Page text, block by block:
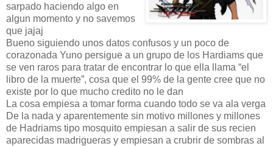
sarpado haciendo algo en
algun momento y no savemos
que jajaj
Bueno siguiendo unos datos confusos y un poco de
corazonada Yuno persigue a un grupo de los Hardiams que
se ven raros para tratar de encontrar lo que ella llama “el
libro de la muerte”, cosa que el 99% de la gente cree que no
existe por lo que mucho credito no le dan
La cosa empiesa a tomar forma cuando todo se va ala verga
De la nada y aparentemente sin motivo millones y millones
de Hadriams tipo mosquito empiesan a salir de sus recien
aparecidas madrigueras y empiesan a crubrir de sombras al